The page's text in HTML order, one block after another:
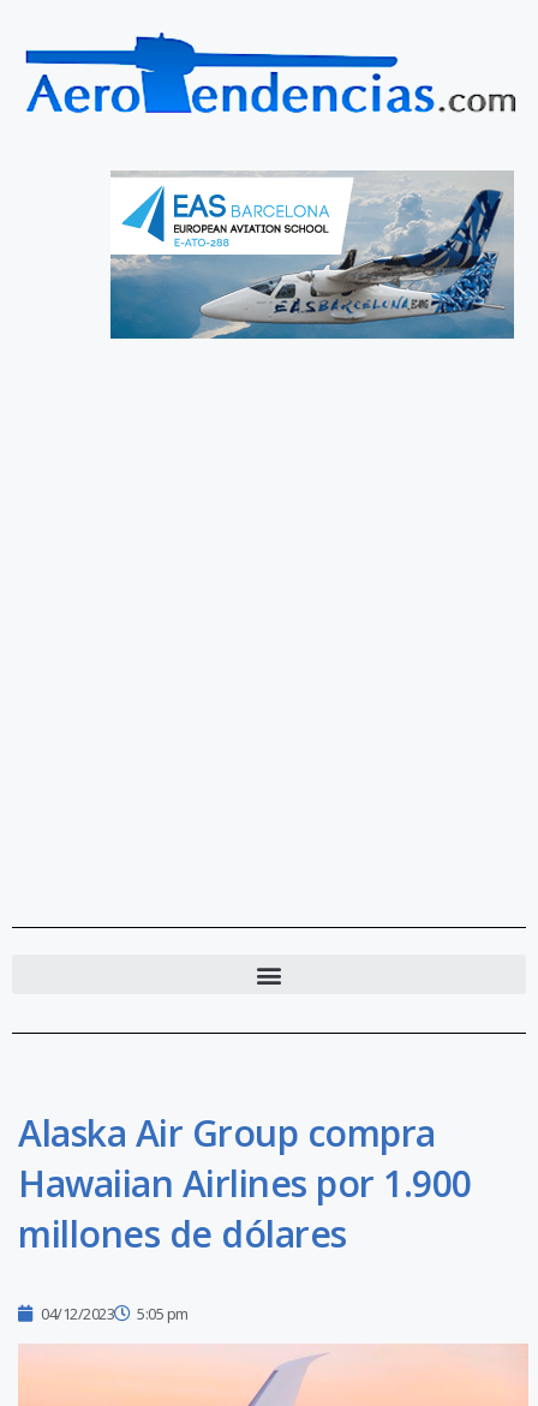
Alaska Air Group compra
Hawaiian Airlines por 1.900
millones de dólares
04/12/2023 5:05 pm